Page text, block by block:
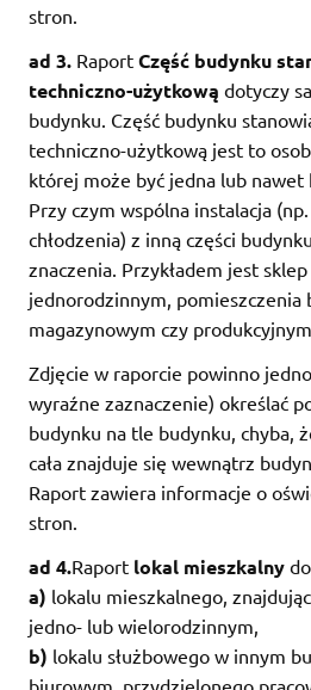
stron.
ad 3. Raport Część budynku
techniczno-użytkową dotyczy
budynku. Część budynku
techniczno-użytkową jest to
której może być jedna lub nawet
Przy czym wspólna instalacja
chłodzenia) z inną części
znaczenia. Przykładem jest
jednorodzinnym, pomieszczenia
magazynowym czy produkcyjnym.
Zdjęcie w raporcie powinno
wyraźne zaznaczenie) określać
budynku na tle budynku, chyba,
cała znajduje się wewnątrz
Raport zawiera informacje o
stron.
ad 4.Raport lokal mieszkalny
a) lokalu mieszkalnego,
jedno- lub wielorodzinnym,
b) lokalu służbowego w innym
biurowym, przydzielonego